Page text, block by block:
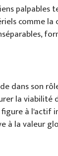
palpables
comme
dans son
la viabilité
à l'actif
à la valeur